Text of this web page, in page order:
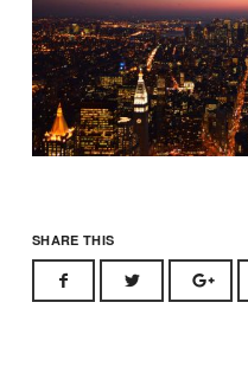
SHARE THIS